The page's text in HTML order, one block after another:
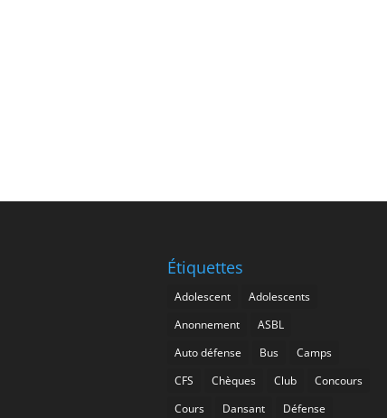
Étiquettes
Adolescent
Adolescents
Anonnement
ASBL
Auto défense
Bus
Camps
CFS
Chèques Club
Concours
Cours
Dansant
Défense